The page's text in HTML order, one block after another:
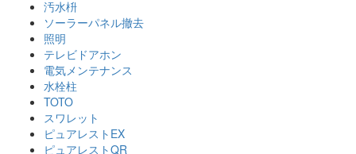
汚水枡
ソーラーパネル撤去
照明
テレビドアホン
電気メンテナンス
水栓柱
TOTO
スワレット
ピュアレストEX
ピュアレストQR